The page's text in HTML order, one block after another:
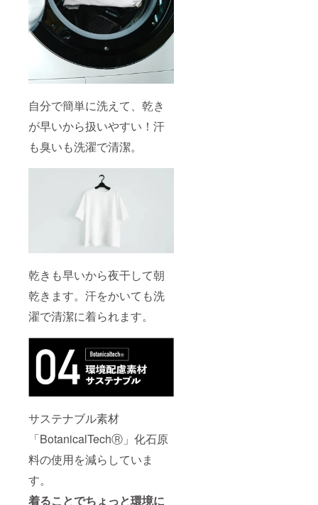
自分で簡単に洗えて、乾き
が早いから扱いやすい！汗
も臭いも洗濯で清潔。
乾きも早いから夜干して朝
乾きます。汗をかいても洗
濯で清潔に着られます。
サステナブル素材
「BotanicalTechⓇ」化石原
料の使用を減らしていま
す。
着ることでちょっと環境に